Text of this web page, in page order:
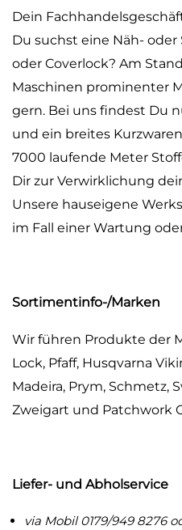
Dein
Du suchst eine Näh-
oder Coverlock? Am
Maschinen prominenter
gern. Bei uns findest Du
und ein breites
7000 laufende Meter
Dir zur Verwirklichung
Unsere hauseigene
im Fall einer Wartung
Sortimentinfo-/Marken
Wir führen Produkte der
Lock, Pfaff, Husqvarna
Madeira, Prym, Schmetz,
Zweigart und Patchwork
Liefer- und Abholservice
via Mobil 0179/949 8276